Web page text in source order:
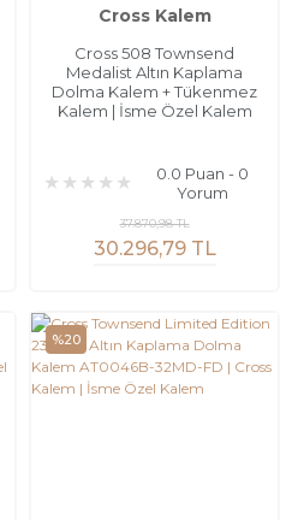
Cross Kalem
Cross 508 Townsend
Medalist Altın Kaplama
Dolma Kalem + Tükenmez
Kalem | İsme Özel Kalem
0.0 Puan - 0
Yorum
30.296,79 TL
37.870,98 TL
%20